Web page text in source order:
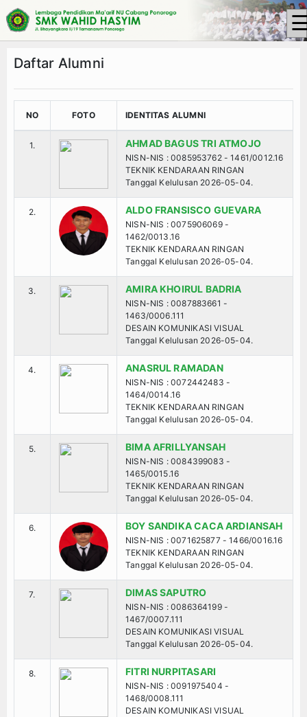
Beranda
Tulisan
Berita
Artikel
Pendidikan
Kegiatan Sekolah
Keislaman
Fiqih
Kisah Hikmah
Khutbah
Ekonomi
Daftar Alumni
NO FOTO IDENTITAS ALUMNI
1. AHMAD BAGUS TRI ATMOJO
NISN-NIS : 0085953762 - 1461/0012.16
TEKNIK KENDARAAN RINGAN
Tanggal Kelulusan 2026-05-04.
2. ALDO FRANSISCO GUEVARA
NISN-NIS : 0075906069 -
1462/0013.16
TEKNIK KENDARAAN RINGAN
Tanggal Kelulusan 2026-05-04.
3. AMIRA KHOIRUL BADRIA
NISN-NIS : 0087883661 -
1463/0006.111
DESAIN KOMUNIKASI VISUAL
Tanggal Kelulusan 2026-05-04.
4. ANASRUL RAMADAN
NISN-NIS : 0072442483 -
1464/0014.16
TEKNIK KENDARAAN RINGAN
Tanggal Kelulusan 2026-05-04.
5. BIMA AFRILLYANSAH
NISN-NIS : 0084399083 -
1465/0015.16
TEKNIK KENDARAAN RINGAN
Tanggal Kelulusan 2026-05-04.
6. BOY SANDIKA CACA ARDIANSAH
NISN-NIS : 0071625877 - 1466/0016.16
TEKNIK KENDARAAN RINGAN
Tanggal Kelulusan 2026-05-04.
7. DIMAS SAPUTRO
NISN-NIS : 0086364199 -
1467/0007.111
DESAIN KOMUNIKASI VISUAL
Tanggal Kelulusan 2026-05-04.
8. FITRI NURPITASARI
NISN-NIS : 0091975404 -
1468/0008.111
DESAIN KOMUNIKASI VISUAL